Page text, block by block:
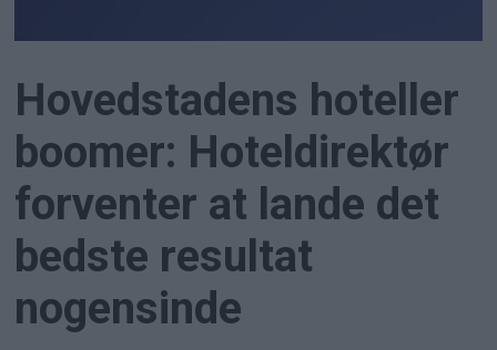
Hovedstadens hoteller
boomer: Hoteldirektør
forventer at lande det
bedste resultat
nogensinde